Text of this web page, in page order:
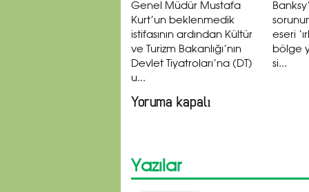
Genel Müdür Mustafa
Kurt’un beklenmedik
istifasının ardından Kültür
ve Turizm Bakanlığı’nın
Devlet Tiyatroları’na (DT)
u...
eseri
bölge
si...
Yoruma kapalı
Yazılar